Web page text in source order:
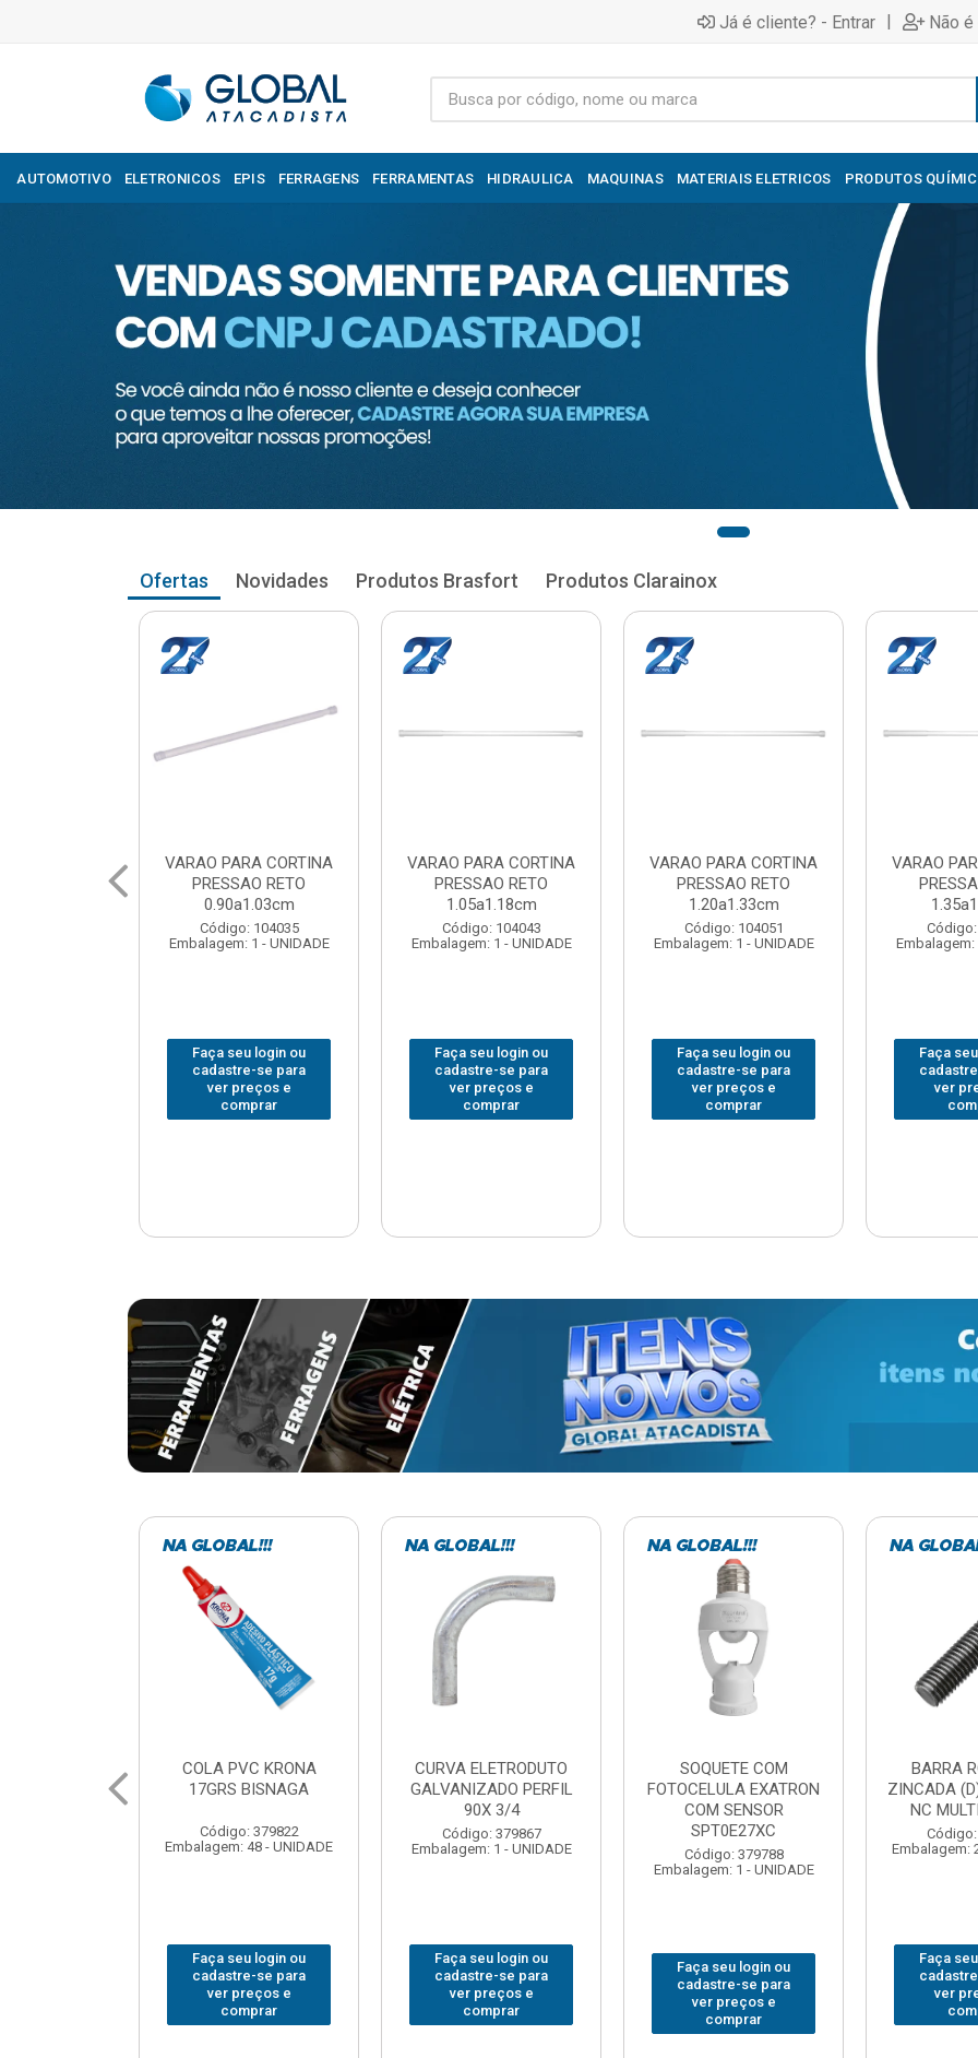
Já é cliente? - Entrar | Não
AUTOMOTIVO ELETRONICOS EPIS FERRAGENS FERRAMENTAS HIDRAULICA MAQUINAS MATERIAIS ELETRICOS PRODUTOS
Ofertas Novidades Produtos Brasfort Produtos Clarainox
VARAO PARA CORTINA
PRESSAO RETO
1.05a1.18cm
Código: 104043
Embalagem: 1 - UNIDADE
Faça seu login ou
cadastre-se para
ver preços e
comprar
VARAO PARA CORTINA
PRESSAO RETO
1.20a1.33cm
Código: 104051
Embalagem: 1 - UNIDADE
Faça seu login ou
cadastre-se para
ver preços e
comprar
VARAO PARA CORTINA
PRESSAO RETO
1.35a1.48cm
Código: 104060
Embalagem: 1 - UNIDADE
Faça seu login ou
cadastre-se para
ver preços e
comprar
VARAO
Embalagem:
Faça
ver
CURVA ELETRODUTO
GALVANIZADO PERFIL
Código: 379867
Embalagem: 1 - UNIDADE
Faça seu login ou
cadastre-se para
ver preços e
comprar
SOQUETE COM
FOTOCELULA EXATRON
COM SENSOR
SPT0E27XC
Código: 379788
Faça seu login ou
cadastre-se para
ver preços e
comprar
BARRA ROSCADA
ZINCADA (D) 5/16”X1MT
NC MULTIBARRAS
Código: 379806
Embalagem: 20 - UNIDADE
Faça seu login ou
cadastre-se para
ver preços e
comprar
JOMARCA
Embalagem:
Faça
ver